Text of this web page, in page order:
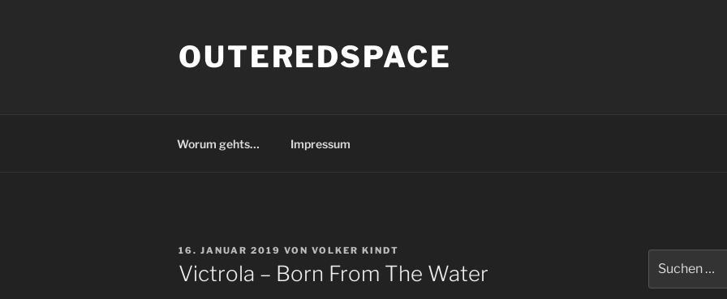
OUTEREDSPACE
Worum gehts… Impressum
VERÖFFENTLICHT
AM
16. JANUAR 2019 VON VOLKER KINDT
Victrola ‎– Born From The Water
nach: